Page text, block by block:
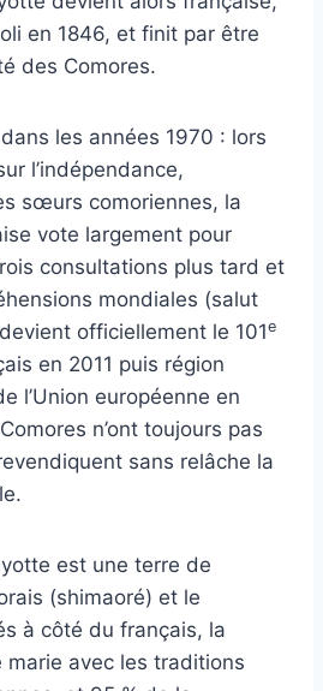
en 1846, et finit par être
des Comores.
les années 1970 : lors
l’indépendance,
sœurs comoriennes, la
vote largement pour
consultations plus tard et
mondiales (salut
officiellement le 101e
en 2011 puis région
l’Union européenne en
n’ont toujours pas
sans relâche la
est une terre de
(shimaoré) et le
à côté du français, la
marie avec les traditions